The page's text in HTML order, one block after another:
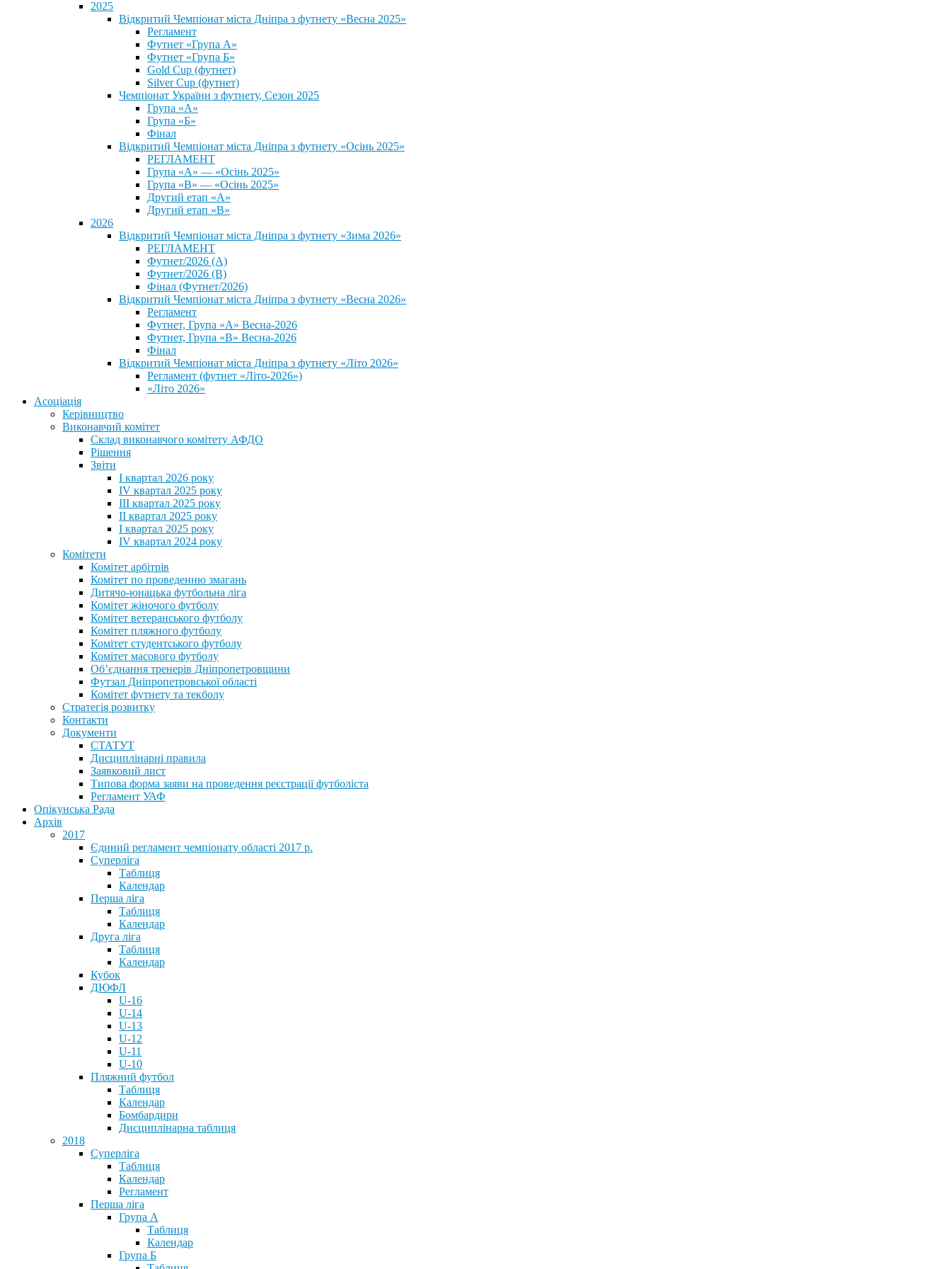
2025
Відкритий Чемпіонат міста Дніпра з футнету «Весна 2025»
Регламент
Футнет «Група А»
Футнет «Група Б»
Gold Cup (футнет)
Silver Cup (футнет)
Чемпіонат України з футнету, Сезон 2025
Група «А»
Група «Б»
Фінал
Відкритий Чемпіонат міста Дніпра з футнету «Осінь 2025»
РЕГЛАМЕНТ
Група «А» — «Осінь 2025»
Група «В» — «Осінь 2025»
Другий етап «А»
Другий етап «В»
2026
Відкритий Чемпіонат міста Дніпра з футнету «Зима 2026»
РЕГЛАМЕНТ
Футнет/2026 (А)
Футнет/2026 (В)
Фінал (Футнет/2026)
Відкритий Чемпіонат міста Дніпра з футнету «Весна 2026»
Регламент
Футнет, Група «А» Весна-2026
Футнет, Група «В» Весна-2026
Фінал
Відкритий Чемпіонат міста Дніпра з футнету «Літо 2026»
Регламент (футнет «Літо-2026»)
«Літо 2026»
Асоціація
Керівництво
Виконавчий комітет
Склад виконавчого комітету АФДО
Рішення
Звіти
I квартал 2026 року
IV квартал 2025 року
III квартал 2025 року
II квартал 2025 року
I квартал 2025 року
IV квартал 2024 року
Комітети
Комітет арбітрів
Комітет по проведенню змагань
Дитячо-юнацька футбольна ліга
Комітет жіночого футболу
Комітет ветеранського футболу
Комітет пляжного футболу
Комітет студентського футболу
Комітет масового футболу
Обʼєднання тренерів Дніпропетровщини
Футзал Дніпропетровської області
Комітет футнету та текболу
Стратегія розвитку
Контакти
Документи
СТАТУТ
Дисциплінарні правила
Заявковий лист
Типова форма заяви на проведення реєстрації футболіста
Регламент УАФ
Опікунська Рада
Архів
2017
Єдиний регламент чемпіонату області 2017 р.
Суперліга
Таблиця
Календар
Перша ліга
Таблиця
Календар
Друга ліга
Таблиця
Календар
Кубок
ДЮФЛ
U-16
U-14
U-13
U-12
U-11
U-10
Пляжний футбол
Таблиця
Календар
Бомбардири
Дисциплінарна таблиця
2018
Суперліга
Таблиця
Календар
Регламент
Перша ліга
Група А
Таблиця
Календар
Група Б